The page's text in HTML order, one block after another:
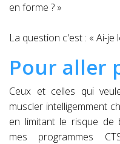
en forme ? »
La question c'est : « Ai-je
Pour aller
Ceux et celles qui
muscler intelligemment
en limitant le risque de
mes programmes